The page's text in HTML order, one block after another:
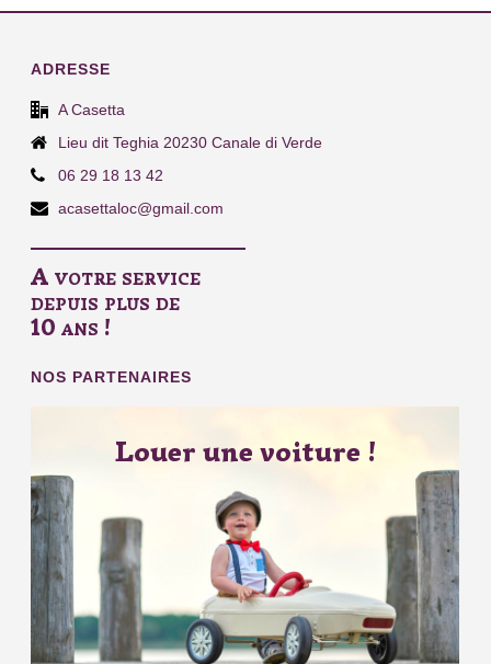
ADRESSE
A Casetta
Lieu dit Teghia 20230 Canale di Verde
06 29 18 13 42
acasettaloc@gmail.com
A votre service
depuis plus de
10 ans !
NOS PARTENAIRES
Louer une voiture !